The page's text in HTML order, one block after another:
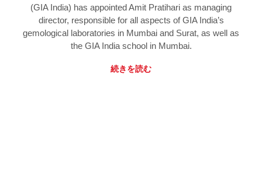
(GIA India) has appointed Amit Pratihari as managing
director, responsible for all aspects of GIA India’s
gemological laboratories in Mumbai and Surat, as well as
the GIA India school in Mumbai.
続きを読む